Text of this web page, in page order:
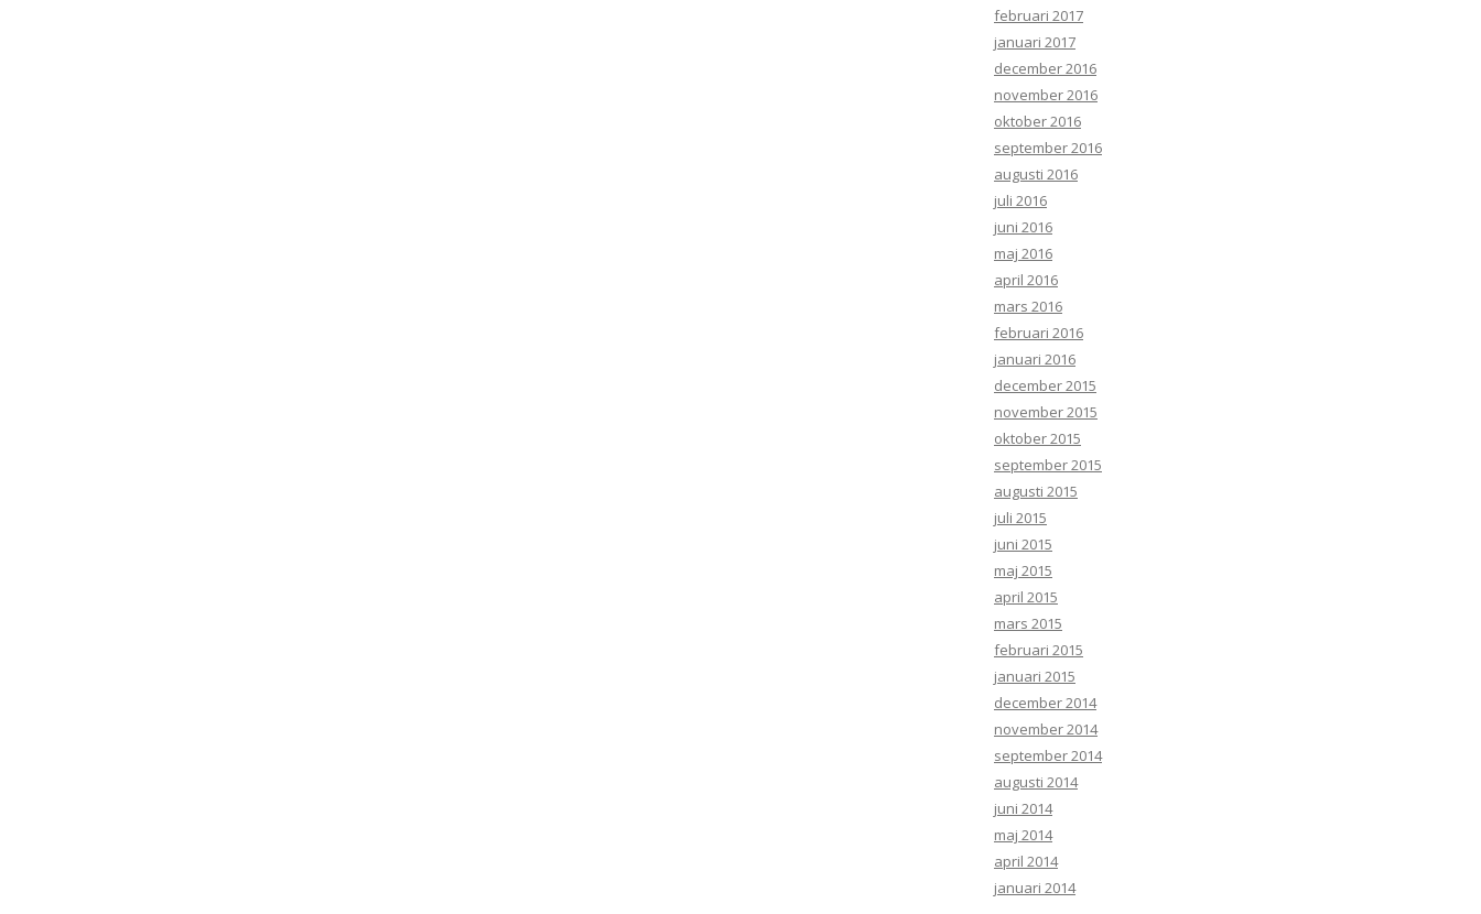
februari 2017
januari 2017
december 2016
november 2016
oktober 2016
september 2016
augusti 2016
juli 2016
juni 2016
maj 2016
april 2016
mars 2016
februari 2016
januari 2016
december 2015
november 2015
oktober 2015
september 2015
augusti 2015
juli 2015
juni 2015
maj 2015
april 2015
mars 2015
februari 2015
januari 2015
december 2014
november 2014
september 2014
augusti 2014
juni 2014
maj 2014
april 2014
januari 2014